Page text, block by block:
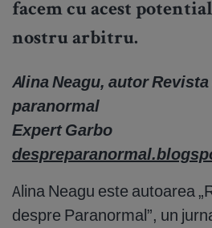
facem cu acest
nostru arbitru.
Alina Neagu, autor
paranormal
Expert Garbo
Alina Neagu este autoarea
despre Paranormal”, un